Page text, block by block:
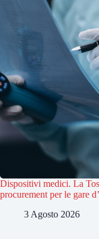
Dispositivi medici. La
procurement per le gare
3 Agosto 2026